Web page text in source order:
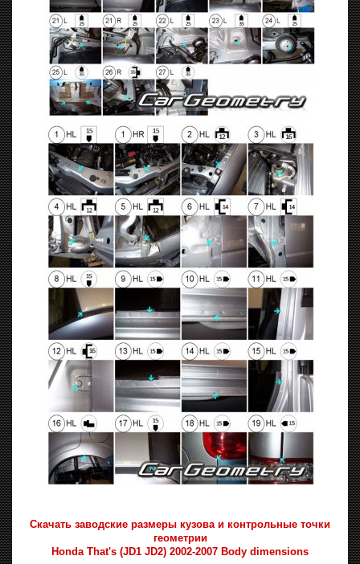
Скачать заводские размеры кузова и контрольные точки
геометрии
Honda That's (JD1 JD2) 2002-2007 Body dimensions